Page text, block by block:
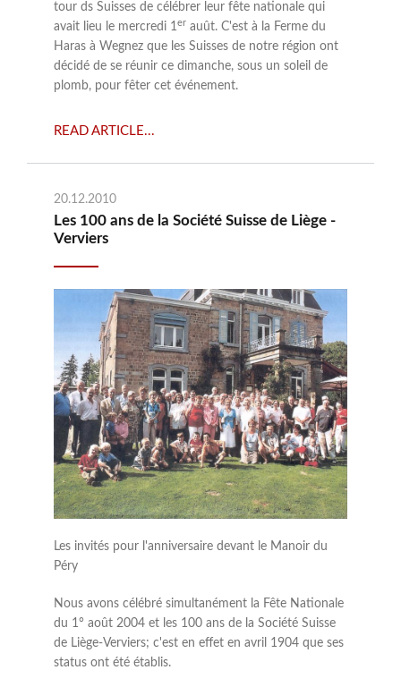
tour ds Suisses de célébrer leur fête nationale qui
avait lieu le mercredi 1er auût. C'est à la Ferme du
Haras à Wegnez que les Suisses de notre région ont
décidé de se réunir ce dimanche, sous un soleil de
plomb, pour fêter cet événement.
READ ARTICLE...
20.12.2010
Les 100 ans de la Société Suisse de Liège -
Verviers
Les invités pour l'anniversaire devant le Manoir du
Péry
Nous avons célébré simultanément la Fête Nationale
du 1° août 2004 et les 100 ans de la Société Suisse
de Liège-Verviers; c'est en effet en avril 1904 que ses
status ont été établis.